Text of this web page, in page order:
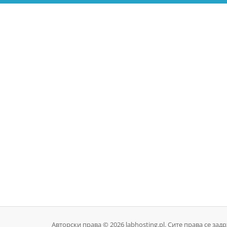
Авторски права © 2026 labhosting.pl. Сите права се